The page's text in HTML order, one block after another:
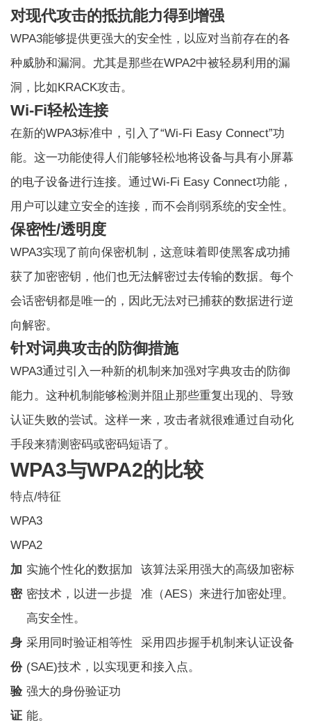
对现代攻击的抵抗能力得到增强
WPA3能够提供更强大的安全性，以应对当前存在的各
种威胁和漏洞。尤其是那些在WPA2中被轻易利用的漏
洞，比如KRACK攻击。
Wi-Fi轻松连接
在新的WPA3标准中，引入了“Wi-Fi Easy Connect”功
能。这一功能使得人们能够轻松地将设备与具有小屏幕
的电子设备进行连接。通过Wi-Fi Easy Connect功能，
用户可以建立安全的连接，而不会削弱系统的安全性。
保密性/透明度
WPA3实现了前向保密机制，这意味着即使黑客成功捕
获了加密密钥，他们也无法解密过去传输的数据。每个
会话密钥都是唯一的，因此无法对已捕获的数据进行逆
向解密。
针对词典攻击的防御措施
WPA3通过引入一种新的机制来加强对字典攻击的防御
能力。这种机制能够检测并阻止那些重复出现的、导致
认证失败的尝试。这样一来，攻击者就很难通过自动化
手段来猜测密码或密码短语了。
WPA3与WPA2的比较
特点/特征
WPA3
WPA2
加
密
实施个性化的数据加
密技术，以进一步提
高安全性。
该算法采用强大的高级加密标
准（AES）来进行加密处理。
身
份
验
证
采用同时验证相等性
(SAE)技术，以实现更
强大的身份验证功
能。
采用四步握手机制来认证设备
和接入点。